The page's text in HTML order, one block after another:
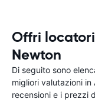
Offri
Newton
Di seguito sono
migliori valutazioni
recensioni e i prezzi